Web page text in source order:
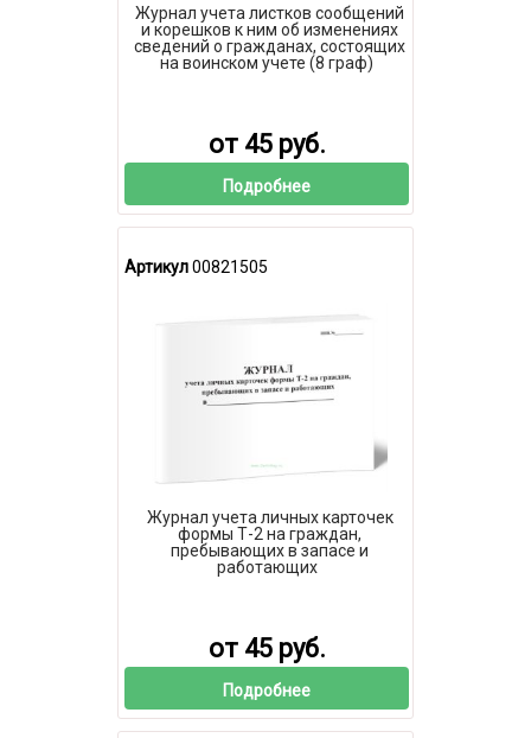
Журнал учета листков сообщений
и корешков к ним об изменениях
сведений о гражданах, состоящих
на воинском учете (8 граф)
от 45 руб.
Подробнее
Артикул00821505
Журнал учета личных карточек
формы Т-2 на граждан,
пребывающих в запасе и
работающих
от 45 руб.
Подробнее